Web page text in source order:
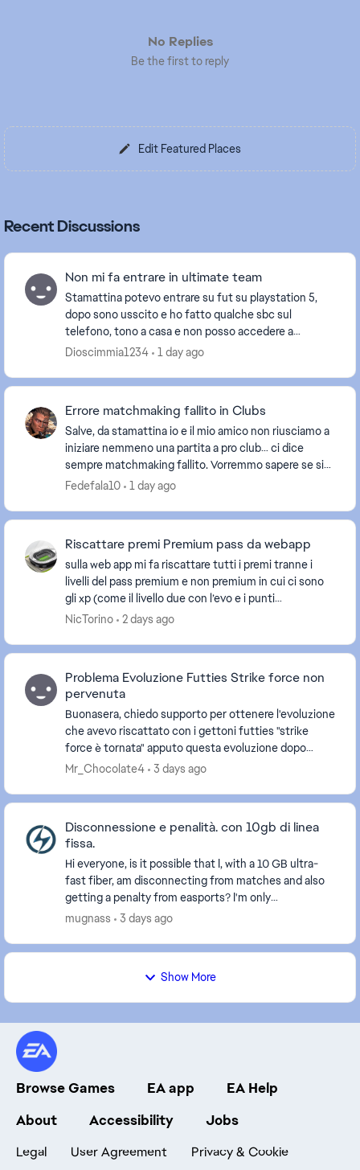
No Replies
Be the first to reply
Edit Featured Places
Recent Discussions
Non mi fa entrare in ultimate team
Stamattina potevo entrare su fut su playstation 5,
dopo sono usscito e ho fatto qualche sbc sul
telefono, tono a casa e non posso accedere a
ultimate team su playstation. Inoltre quando gioco
Dioscimmia1234 1 day ago
Errore matchmaking fallito in Clubs
Salve, da stamattina io e il mio amico non riusciamo a
iniziare nemmeno una partita a pro club… ci dice
sempre matchmaking fallito. Vorremmo sapere se si
tratta di un nostro problema o di un problema...
Fedefala10 1 day ago
Riscattare premi Premium pass da webapp
sulla web app mi fa riscattare tutti i premi tranne i
livelli del pass premium e non premium in cui ci sono
gli xp (come il livello due con l’evo e i punti
esperienza). Vorrei capire come mai e cerca...
NicTorino 2 days ago
Problema Evoluzione Futties Strike force non
pervenuta
Buonasera, chiedo supporto per ottenere l'evoluzione
che avevo riscattato con i gettoni futties "strike
force è tornata" apputo questa evoluzione dopo
essere stata riscattata non riesco a trovarla in...
Mr_Chocolate4 3 days ago
Disconnessione e penalità. con 10gb di linea
fissa.
Hi everyone, is it possible that I, with a 10 GB ultra-
fast fiber, am disconnecting from matches and also
getting a penalty from easports? I'm only
disconnecting from this game. The game servers a...
mugnass 3 days ago
Show More
Browse Games EA app
EA Help
About
Accessibility Jobs
Legal User Agreement Privacy & Cookie